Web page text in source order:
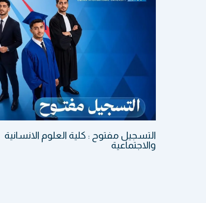
التسجيل مفتوح : كلية العلوم الانسانية
والاجتماعية